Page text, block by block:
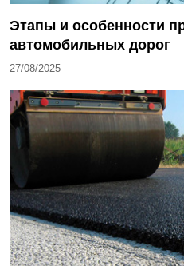
Этапы и особенности
автомобильных дорог
27/08/2025